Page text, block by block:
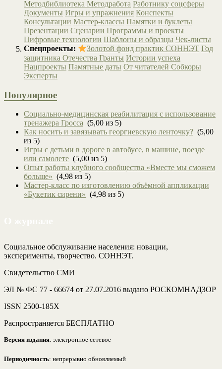
Методбиблиотека Методработа Работнику соцсферы
Документы Игры и упражнения Конспекты
Консультации Мастер-классы Памятки и буклеты
Презентации Сценарии Программы и проекты
Цифровые технологии Шаблоны и образцы Чек-листы
Спецпроекты:
Золотой фонд практик СОННЭТ Год
защитника Отечества Гранты Истории успеха
Нацпроекты Памятные даты От читателей Собкоры
Эксперты
Популярное
Социально-медицинская реабилитация с использование
тренажера Гросса (5,00 из 5)
Как носить и завязывать георгиевскую ленточку? (5,00
из 5)
Игры с детьми в дороге в автобусе, в машине, поезде
или самолете (5,00 из 5)
Опыт работы клубного сообщества «Вместе мы сможем
больше» (4,98 из 5)
Мастер-класс по изготовлению объёмной аппликации
«Букетик сирени» (4,98 из 5)
Социальное обслуживание населения: новации,
эксперименты, творчество. СОННЭТ.
Свидетельство СМИ
ЭЛ № ФС 77 - 66674 от 27.07.2016 выдано РОСКОМНАДЗОР
ISSN 2500-185Х
Распространяется БЕСПЛАТНО
Версия издания: электронное сетевое
Периодичность: непрерывно обновляемый